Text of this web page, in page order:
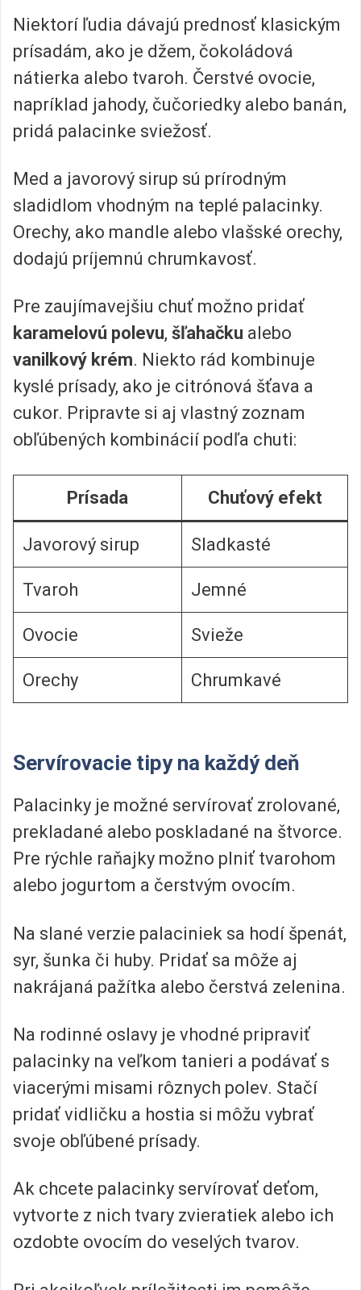
Niektorí ľudia dávajú prednosť klasickým
prísadám, ako je džem, čokoládová
nátierka alebo tvaroh. Čerstvé ovocie,
napríklad jahody, čučoriedky alebo banán,
pridá palacinke sviežosť.
Med a javorový sirup sú prírodným
sladidlom vhodným na teplé palacinky.
Orechy, ako mandle alebo vlašské orechy,
dodajú príjemnú chrumkavosť.
Pre zaujímavejšiu chuť možno pridať
karamelovú polevu, šľahačku alebo
vanilkový krém. Niekto rád kombinuje
kyslé prísady, ako je citrónová šťava a
cukor. Pripravte si aj vlastný zoznam
obľúbených kombinácií podľa chuti:
Prísada Chuťový efekt
Javorový sirup Sladkasté
Tvaroh Jemné
Ovocie Svieže
Orechy Chrumkavé
Servírovacie tipy na každý deň
Palacinky je možné servírovať zrolované,
prekladané alebo poskladané na štvorce.
Pre rýchle raňajky možno plniť tvarohom
alebo jogurtom a čerstvým ovocím.
Na slané verzie palaciniek sa hodí špenát,
syr, šunka či huby. Pridať sa môže aj
nakrájaná pažítka alebo čerstvá zelenina.
Na rodinné oslavy je vhodné pripraviť
palacinky na veľkom tanieri a podávať s
viacerými misami rôznych polev. Stačí
pridať vidličku a hostia si môžu vybrať
svoje obľúbené prísady.
Ak chcete palacinky servírovať deťom,
vytvorte z nich tvary zvieratiek alebo ich
ozdobte ovocím do veselých tvarov.